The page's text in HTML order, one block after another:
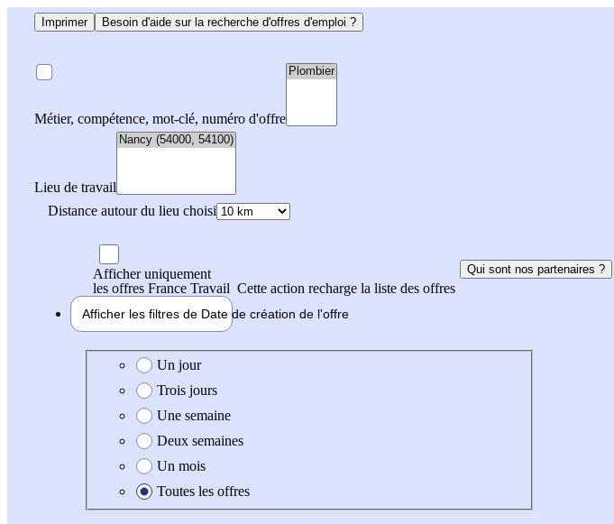
Imprimer Besoin d'aide sur la recherche d'offres d'emploi ?
Métier, compétence, mot-clé, numéro d'offre
Lieu de travail
Distance autour du lieu choisi
Afficher uniquement
les offres France Travail Cette action recharge la liste des offres
Qui sont nos partenaires ?
Afficher les filtres de Date de création de l'offre
Date de création de l'offre
Un jour
Trois jours
Une semaine
Deux semaines
Un mois
Toutes les offres